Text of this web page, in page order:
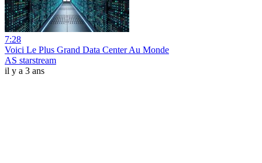
7:28
Voici Le Plus Grand Data Center Au Monde
AS starstream
il y a 3 ans